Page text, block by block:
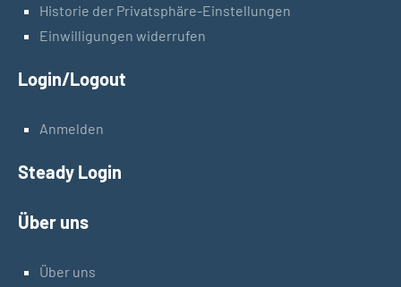
Historie der Privatsphäre-Einstellungen
Einwilligungen widerrufen
Login/Logout
Anmelden
Steady Login
Über uns
Über uns